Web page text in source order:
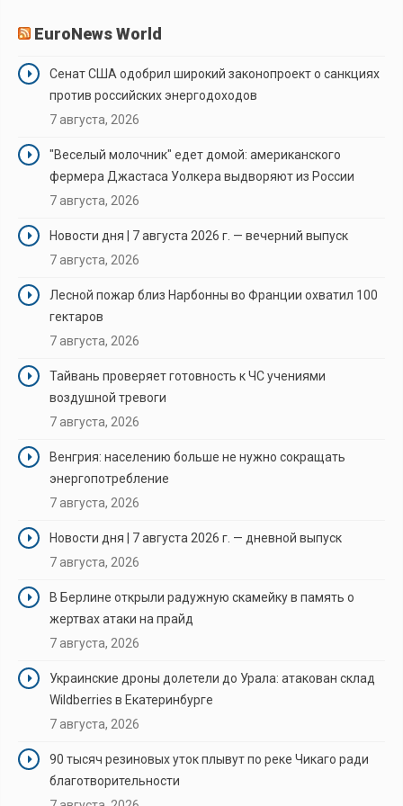
EuroNews World
Сенат США одобрил широкий законопроект о санкциях
против российских энергодоходов
7 августа, 2026
"Веселый молочник" едет домой: американского
фермера Джастаса Уолкера выдворяют из России
7 августа, 2026
Новости дня | 7 августа 2026 г. — вечерний выпуск
7 августа, 2026
Лесной пожар близ Нарбонны во Франции охватил 100
гектаров
7 августа, 2026
Тайвань проверяет готовность к ЧС учениями
воздушной тревоги
7 августа, 2026
Венгрия: населению больше не нужно сокращать
энергопотребление
7 августа, 2026
Новости дня | 7 августа 2026 г. — дневной выпуск
7 августа, 2026
В Берлине открыли радужную скамейку в память о
жертвах атаки на прайд
7 августа, 2026
Украинские дроны долетели до Урала: атакован склад
Wildberries в Екатеринбурге
7 августа, 2026
90 тысяч резиновых уток плывут по реке Чикаго ради
благотворительности